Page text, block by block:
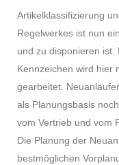
Artikelklassifizierung
Regelwerkes ist nun
und zu disponieren ist.
Kennzeichen wird hier
gearbeitet.
als Planungsbasis
vom Vertrieb und vom
Die Planung der
bestmöglichen